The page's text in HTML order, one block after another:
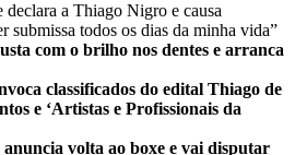
declara a Thiago Nigro e causa
submissa todos os dias da minha vida”
com o brilho nos dentes e arranca
classificados do edital Thiago de
e ‘Artistas e Profissionais da
volta ao boxe e vai disputar